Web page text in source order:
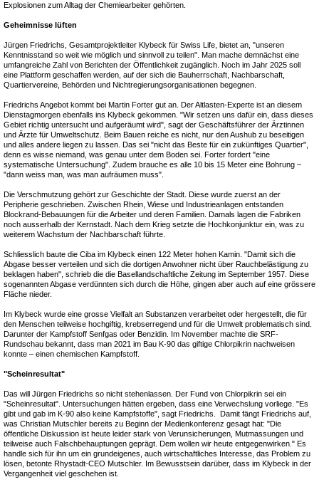
Explosionen zum Alltag der Chemiearbeiter gehörten.
Geheimnisse lüften
Jürgen Friedrichs, Gesamtprojektleiter Klybeck für Swiss Life, bietet an, "unseren
Kenntnisstand so weit wie möglich und sinnvoll zu teilen". Man mache demnächst eine
umfangreiche Zahl von Berichten der Öffentlichkeit zugänglich. Noch im Jahr 2025 soll
eine Plattform geschaffen werden, auf der sich die Bauherrschaft, Nachbarschaft,
Quartiervereine, Behörden und Nichtregierungsorganisationen begegnen.
Friedrichs Angebot kommt bei Martin Forter gut an. Der Altlasten-Experte ist an diesem
Dienstagmorgen ebenfalls ins Klybeck gekommen. "Wir setzen uns dafür ein, dass dieses
Gebiet richtig untersucht und aufgeräumt wird", sagt der Geschäftsführer der Ärztinnen
und Ärzte für Umweltschutz. Beim Bauen reiche es nicht, nur den Aushub zu beseitigen
und alles andere liegen zu lassen. Das sei "nicht das Beste für ein zukünftiges Quartier",
denn es wisse niemand, was genau unter dem Boden sei. Forter fordert "eine
systematische Untersuchung". Zudem brauche es alle 10 bis 15 Meter eine Bohrung –
"dann weiss man, was man aufräumen muss".
Die Verschmutzung gehört zur Geschichte der Stadt. Diese wurde zuerst an der
Peripherie geschrieben. Zwischen Rhein, Wiese und Industrieanlagen entstanden
Blockrand-Bebauungen für die Arbeiter und deren Familien. Damals lagen die Fabriken
noch ausserhalb der Kernstadt. Nach dem Krieg setzte die Hochkonjunktur ein, was zu
weiterem Wachstum der Nachbarschaft führte.
Schliesslich baute die Ciba im Klybeck einen 122 Meter hohen Kamin. "Damit sich die
Abgase besser verteilen und sich die dortigen Anwohner nicht über Rauchbelästigung zu
beklagen haben", schrieb die die Basellandschaftliche Zeitung im September 1957. Diese
sogenannten Abgase verdünnten sich durch die Höhe, gingen aber auch auf eine grössere
Fläche nieder.
Im Klybeck wurde eine grosse Vielfalt an Substanzen verarbeitet oder hergestellt, die für
den Menschen teilweise hochgiftig, krebserregend und für die Umwelt problematisch sind.
Darunter der Kampfstoff Senfgas oder Benzidin. Im November machte die SRF-
Rundschau bekannt, dass man 2021 im Bau K-90 das giftige Chlorpikrin nachweisen
konnte – einen chemischen Kampfstoff.
"Scheinresultat"
Das will Jürgen Friedrichs so nicht stehenlassen. Der Fund von Chlorpikrin sei ein
"Scheinresultat". Untersuchungen hätten ergeben, dass eine Verwechslung vorliege. "Es
gibt und gab im K-90 also keine Kampfstoffe", sagt Friedrichs. Damit fängt Friedrichs auf,
was Christian Mutschler bereits zu Beginn der Medienkonferenz gesagt hat: "Die
öffentliche Diskussion ist heute leider stark von Verunsicherungen, Mutmassungen und
teilweise auch Falschbehauptungen geprägt. Dem wollen wir heute entgegenwirken." Es
handle sich für ihn um ein grundeigenes, auch wirtschaftliches Interesse, das Problem zu
lösen, betonte Rhystadt-CEO Mutschler. Im Bewusstsein darüber, dass im Klybeck in der
Vergangenheit viel geschehen ist.